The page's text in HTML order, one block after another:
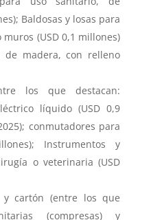
Baldosas y losas para
(USD 0,1 millones)
de madera, con relleno
los que destacan:
líquido (USD 0,9
conmutadores para
Instrumentos y
o veterinaria (USD
y cartón (entre los que
(compresas) y